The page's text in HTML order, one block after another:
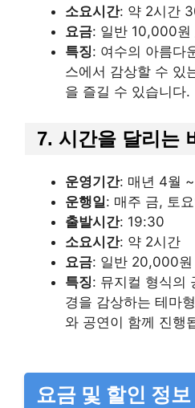
소요시간: 약 2시간
요금: 일반 10,000
특징: 여수의 아름다
스에서 감상할 수 있
을 즐길 수 있습니다.
7. 시간을 달리는
운영기간: 매년 4월 ~
운행일: 매주 금, 토
출발시간: 19:30
소요시간: 약 2시간
요금: 일반 20,000
특징: 뮤지컬 형식의
경을 감상하는 테마
와 공연이 함께 진행
요금 및 할인 정보